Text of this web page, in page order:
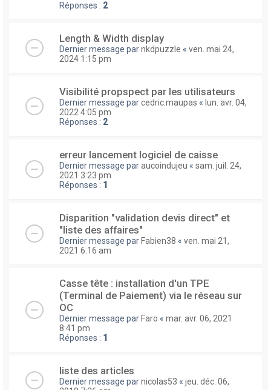
Réponses : 2
Length & Width display
Dernier message parnkdpuzzle « ven. mai 24,
2024 1:15 pm
Visibilité propspect par les utilisateurs
Dernier message parcedric.maupas « lun. avr. 04,
2022 4:05 pm
Réponses : 2
erreur lancement logiciel de caisse
Dernier message paraucoindujeu « sam. juil. 24,
2021 3:23 pm
Réponses : 1
Disparition "validation devis direct" et
"liste des affaires"
Dernier message parFabien38 « ven. mai 21,
2021 6:16 am
Casse tête : installation d'un TPE
(Terminal de Paiement) via le réseau sur
OC
Dernier message parFaro « mar. avr. 06, 2021
8:41 pm
Réponses : 1
liste des articles
Dernier message parnicolas53 « jeu. déc. 06,